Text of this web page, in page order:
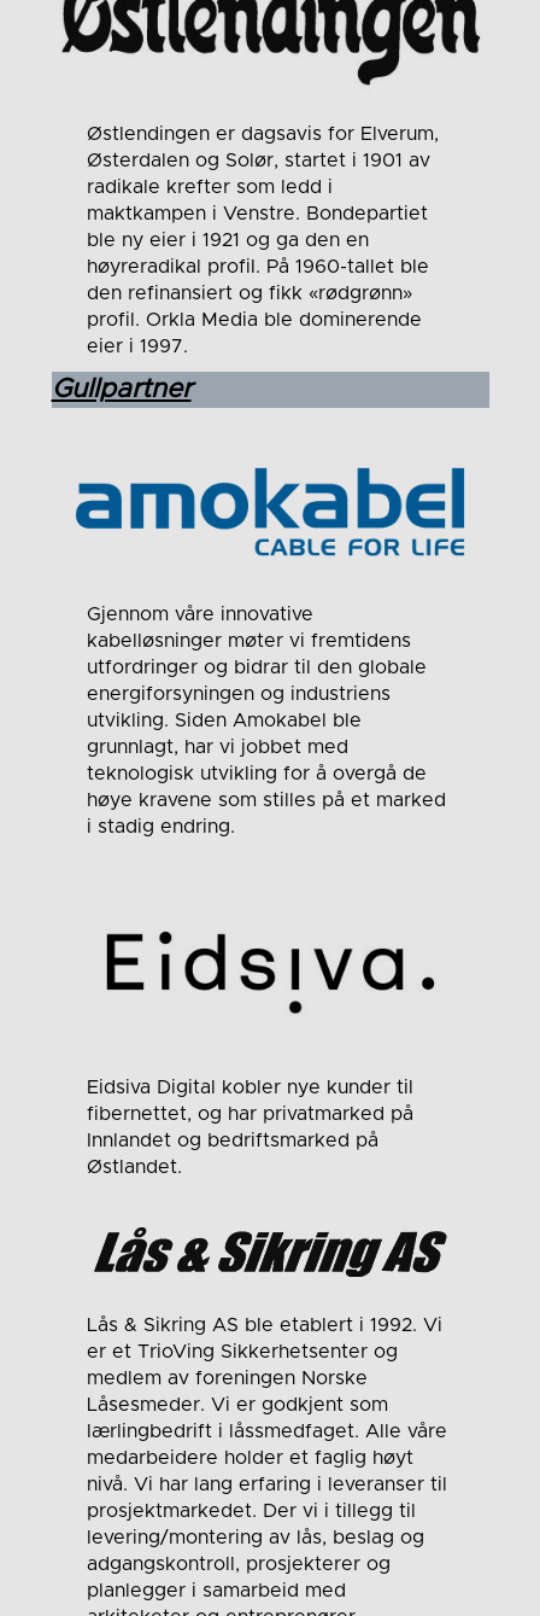
Østlendingen er dagsavis for Elverum,
Østerdalen og Solør, startet i 1901 av
radikale krefter som ledd i
maktkampen i Venstre. Bondepartiet
ble ny eier i 1921 og ga den en
høyreradikal profil. På 1960-tallet ble
den refinansiert og fikk «rødgrønn»
profil. Orkla Media ble dominerende
eier i 1997.
Gullpartner
Gjennom våre innovative
kabelløsninger møter vi fremtidens
utfordringer og bidrar til den globale
energiforsyningen og industriens
utvikling. Siden Amokabel ble
grunnlagt, har vi jobbet med
teknologisk utvikling for å overgå de
høye kravene som stilles på et marked
i stadig endring.
Eidsiva Digital kobler nye kunder til
fibernettet, og har privatmarked på
Innlandet og bedriftsmarked på
Østlandet.
Lås & Sikring AS ble etablert i 1992. Vi
er et TrioVing Sikkerhetsenter og
medlem av foreningen Norske
Låsesmeder. Vi er godkjent som
lærlingbedrift i låssmedfaget. Alle våre
medarbeidere holder et faglig høyt
nivå. Vi har lang erfaring i leveranser til
prosjektmarkedet. Der vi i tillegg til
levering/montering av lås, beslag og
adgangskontroll, prosjekterer og
planlegger i samarbeid med